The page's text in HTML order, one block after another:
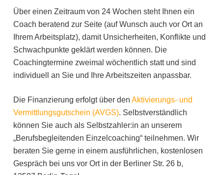
Über einen Zeitraum von 24 Wochen steht Ihnen ein
Coach beratend zur Seite (auf Wunsch auch vor Ort an
Ihrem Arbeitsplatz), damit Unsicherheiten, Konflikte und
Schwachpunkte geklärt werden können. Die
Coachingtermine zweimal wöchentlich statt und sind
individuell an Sie und Ihre Arbeitszeiten anpassbar.
Die Finanzierung erfolgt über den Aktivierungs- und
Vermittlungsgutschein (AVGS). Selbstverständlich
können Sie auch als Selbstzahler:in an unserem
„Berufsbegleitenden Einzelcoaching“ teilnehmen. Wir
beraten Sie gerne in einem ausführlichen, kostenlosen
Gespräch bei uns vor Ort in der Berliner Str. 26 b,